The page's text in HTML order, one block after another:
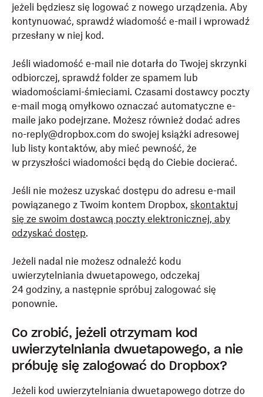
jeżeli będziesz się logować z nowego urządzenia. Aby
kontynuować, sprawdź wiadomość e-mail i wprowadź
przesłany w niej kod.
Jeśli wiadomość e-mail nie dotarła do Twojej skrzynki
odbiorczej, sprawdź folder ze spamem lub
wiadomościami-śmieciami. Czasami dostawcy poczty
e-mail mogą omyłkowo oznaczać automatyczne e-
maile jako podejrzane. Możesz również dodać adres
no-reply@dropbox.com do swojej książki adresowej
lub listy kontaktów, aby mieć pewność, że
w przyszłości wiadomości będą do Ciebie docierać.
Jeśli nie możesz uzyskać dostępu do adresu e-mail
powiązanego z Twoim kontem Dropbox, skontaktuj
się ze swoim dostawcą poczty elektronicznej, aby
odzyskać dostęp.
Jeżeli nadal nie możesz odnaleźć kodu
uwierzytelniania dwuetapowego, odczekaj
24 godziny, a następnie spróbuj zalogować się
ponownie.
Co zrobić, jeżeli otrzymam kod
uwierzytelniania dwuetapowego, a nie
próbuję się zalogować do Dropbox?
Jeżeli kod uwierzytelniania dwuetapowego dotrze do